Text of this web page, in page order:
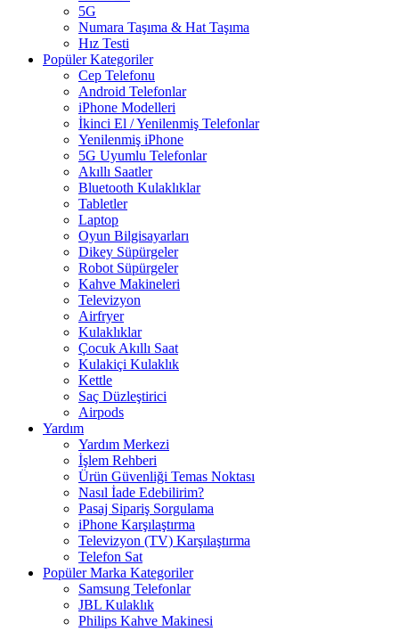
5G
Numara Taşıma & Hat Taşıma
Hız Testi
Popüler Kategoriler
Cep Telefonu
Android Telefonlar
iPhone Modelleri
İkinci El / Yenilenmiş Telefonlar
Yenilenmiş iPhone
5G Uyumlu Telefonlar
Akıllı Saatler
Bluetooth Kulaklıklar
Tabletler
Laptop
Oyun Bilgisayarları
Dikey Süpürgeler
Robot Süpürgeler
Kahve Makineleri
Televizyon
Airfryer
Kulaklıklar
Çocuk Akıllı Saat
Kulakiçi Kulaklık
Kettle
Saç Düzleştirici
Airpods
Yardım
Yardım Merkezi
İşlem Rehberi
Ürün Güvenliği Temas Noktası
Nasıl İade Edebilirim?
Pasaj Sipariş Sorgulama
iPhone Karşılaştırma
Televizyon (TV) Karşılaştırma
Telefon Sat
Popüler Marka Kategoriler
Samsung Telefonlar
JBL Kulaklık
Philips Kahve Makinesi